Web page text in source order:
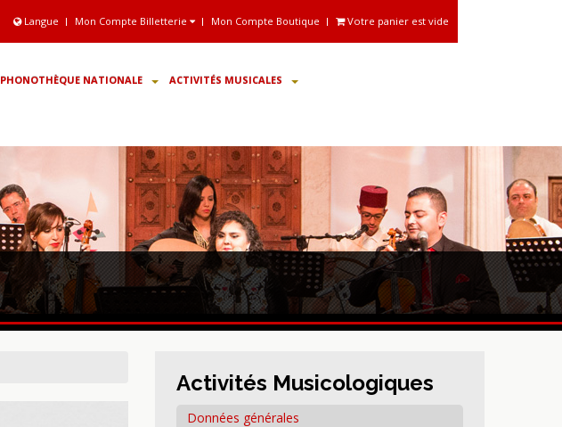
Langue Mon Compte Billetterie Mon Compte Boutique Votre panier est vide
PHONOTHÈQUE NATIONALE ACTIVITÉS MUSICALES
Activités Musicologiques
Données générales